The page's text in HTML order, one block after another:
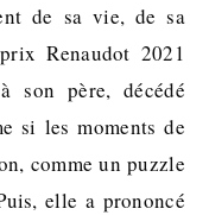
de sa vie, de sa
Renaudot 2021
son père, décédé
si les moments de
comme un puzzle
elle a prononcé